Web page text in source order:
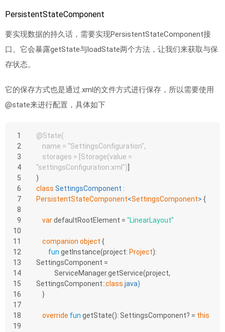
PersistentStateComponent
要实现数据的持久话，需要实现PersistentStateComponent接
口。它会暴露getState与loadState两个方法，让我们来获取与保
存状态。
它的保存方式也是通过.xml的文件方式进行保存，所以需要使用
@state来进行配置，具体如下
1
2
3
4
5
6
7
8
9
10
11
12
13
14
15
16
17
18
19
@State(
    name =
"SettingsConfiguration",
"settingsConfiguration.xml")
)
class SettingsComponent
PersistentStateComponent<SettingsComponent> {
var defaultRootElement = "LinearLayout"
companion object {
fun getInstance(project: Project):
SettingsComponent =
SettingsComponent::class.java)
    }
override fun getState(): SettingsComponent? = this